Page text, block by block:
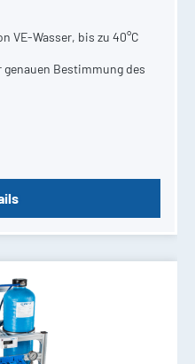
VE-Wasser, bis zu 40°C
Bestimmung des